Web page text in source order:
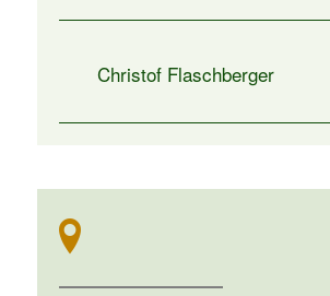
Christof Flaschberger